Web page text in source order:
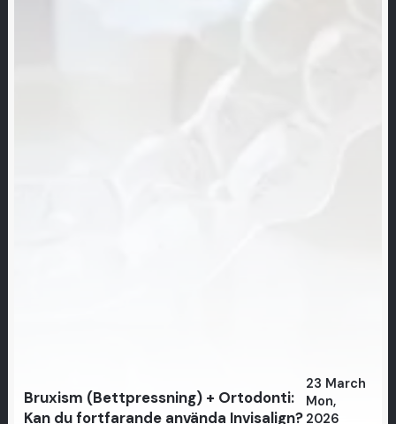
Bruxism (Bettpressning) + Ortodonti:
Kan du fortfarande använda Invisalign?
23 March
Mon,
2026